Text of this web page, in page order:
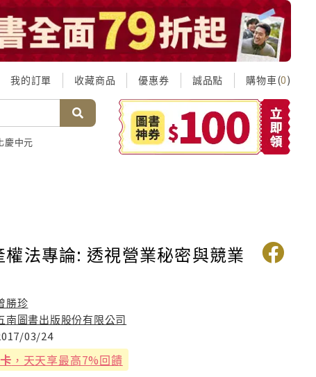
我的訂單 收藏商品 優惠券 誠品點 購物車(0)
慶中元
權法專論: 透視營業秘密與競業
勝珍
南圖書出版股份有限公司
03/24
，天天享最高7%回饋